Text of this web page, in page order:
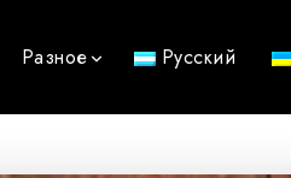
Разное Русский